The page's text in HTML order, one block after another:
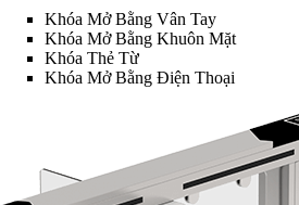
Khóa Mở Bằng Vân Tay
Khóa Mở Bằng Khuôn Mặt
Khóa Thẻ Từ
Khóa Mở Bằng Điện Thoại